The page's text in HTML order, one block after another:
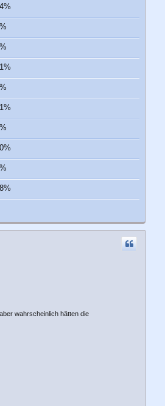
wahrscheinlich hätten die